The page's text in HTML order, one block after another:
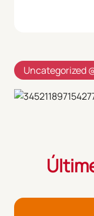
Uncategorized